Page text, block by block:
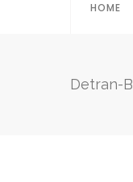
HOME
Detran-